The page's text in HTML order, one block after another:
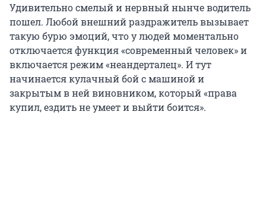
Удивительно смелый и нервный нынче водитель
пошел. Любой внешний раздражитель вызывает
такую бурю эмоций, что у людей моментально
отключается функция «современный человек» и
включается режим «неандерталец». И тут
начинается кулачный бой с машиной и
закрытым в ней виновником, который «права
купил, ездить не умеет и выйти боится».